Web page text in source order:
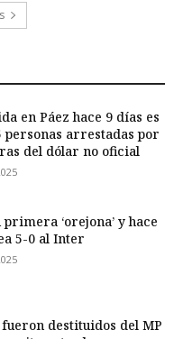
en Páez hace 9 días es
personas arrestadas por
del dólar no oficial
primera ‘orejona’ y hace
5-0 al Inter
destituidos del MP